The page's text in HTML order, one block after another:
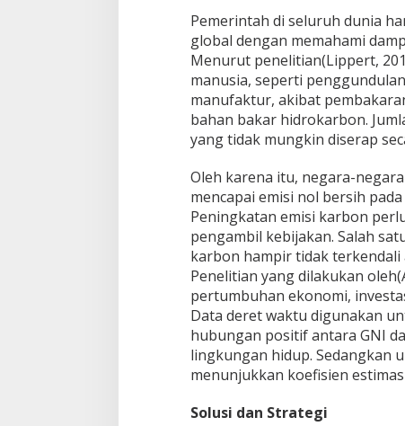
r
t
a
Pemerintah di seluruh dunia
global dengan memahami
Menurut penelitian(Lippert,
manusia, seperti
manufaktur, akibat
bahan bakar hidrokarbon.
yang tidak mungkin diserap
Oleh karena itu, negara-
mencapai emisi nol bersih
Peningkatan emisi karbon
pengambil kebijakan. Salah
karbon hampir tidak
Penelitian yang dilakukan
pertumbuhan ekonomi,
Data deret waktu digunakan
hubungan positif antara GNI
lingkungan hidup. Sedangkan
menunjukkan koefisien
Solusi dan Strategi